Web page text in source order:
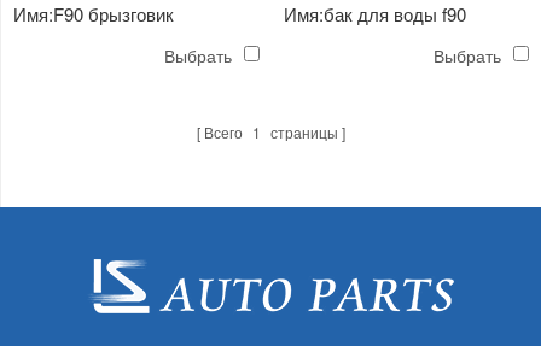
Имя:F90 брызговик
Выбрать
Имя:бак для воды f90
Выбрать
Всего 1 страницы